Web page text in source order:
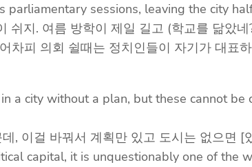
parliamentary sessions, leaving the city
지. 여름 방학이 제일 길고 (학교를 닮았
차피 의회 쉴때는 정치인들이 자기가 대표
a city without a plan, but these cannot
, 이걸 바꿔서 계획만 있고 도시는 없으면
capital, it is unquestionably one of the